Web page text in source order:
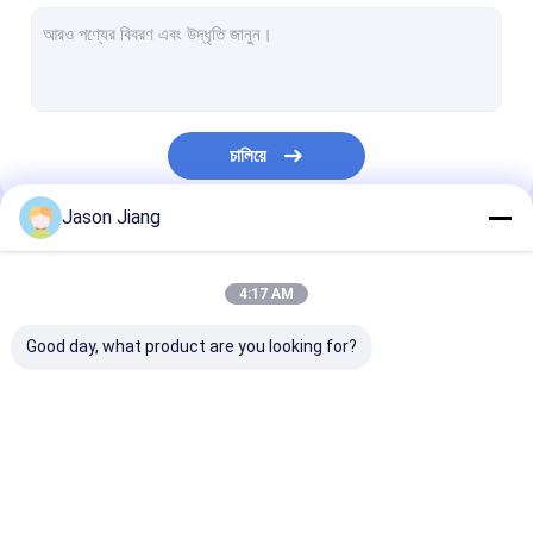
বিস্ফোরণ প্রমাণ জংশন বক্স
বিস্ফোরণ প্রমাণ সুইচ
চালিয়ে
আমাদের বিভাগসমূহ
Jason Jiang
4:17 AM
Good day, what product are you looking for?